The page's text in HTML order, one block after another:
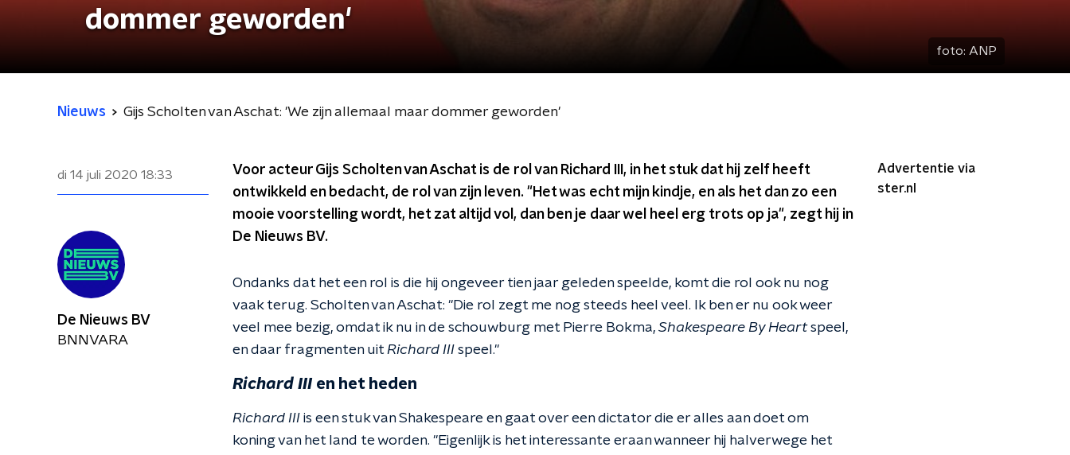
dommer geworden'
foto: ANP
Nieuws Gijs Scholten van Aschat: 'We zijn allemaal maar dommer geworden'
di 14 juli 2020 18:33
Voor acteur Gijs Scholten van Aschat is de rol van Richard III, in het stuk dat hij zelf heeft
ontwikkeld en bedacht, de rol van zijn leven. "Het was echt mijn kindje, en als het dan zo een
mooie voorstelling wordt, het zat altijd vol, dan ben je daar wel heel erg trots op ja", zegt hij in
De Nieuws BV.
Ondanks dat het een rol is die hij ongeveer tien jaar geleden speelde, komt die rol ook nu nog
vaak terug. Scholten van Aschat: "Die rol zegt me nog steeds heel veel. Ik ben er nu ook weer
veel mee bezig, omdat ik nu in de schouwburg met Pierre Bokma, Shakespeare By Heartspeel,
en daar fragmenten uit Richard III speel."
Richard III en het heden
Richard III is een stuk van Shakespeare en gaat over een dictator die er alles aan doet om
koning van het land te worden. "Eigenlijk is het interessante eraan wanneer hij halverwege het
Advertentie via
ster.nl
De Nieuws BV
BNNVARA